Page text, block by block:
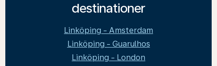
destinationer
Linköping - Amsterdam
Linköping - Guarulhos
Linköping - London